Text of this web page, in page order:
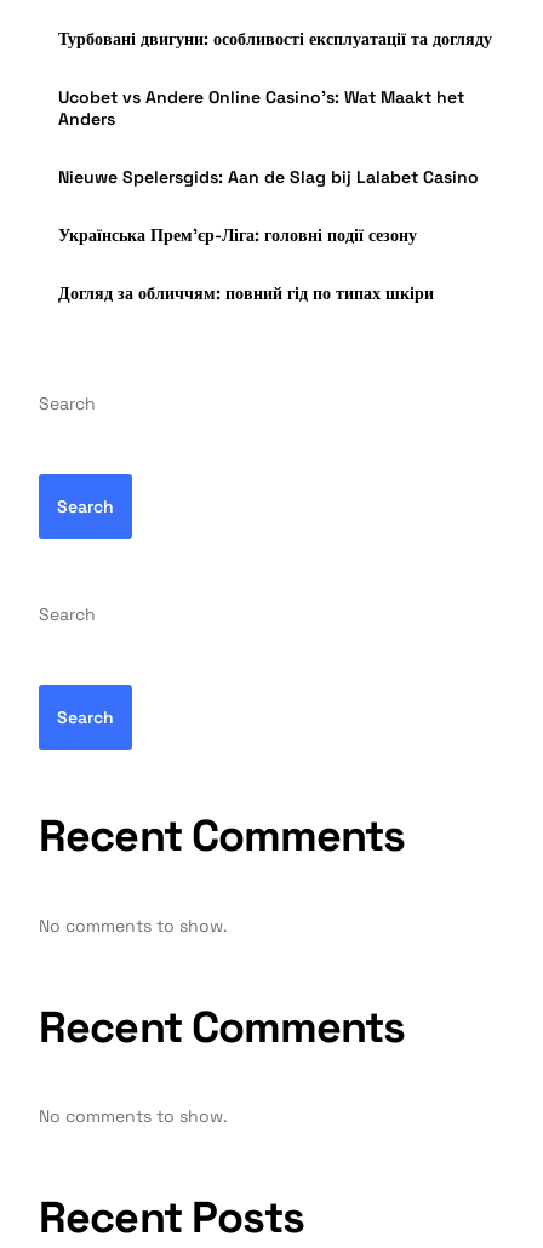
Турбовані двигуни: особливості експлуатації та догляду
Ucobet vs Andere Online Casino’s: Wat Maakt het
Anders
Nieuwe Spelersgids: Aan de Slag bij Lalabet Casino
Українська Прем’єр-Ліга: головні події сезону
Догляд за обличчям: повний гід по типах шкіри
Search
Search
Search
Search
Recent Comments
No comments to show.
Recent Comments
No comments to show.
Recent Posts